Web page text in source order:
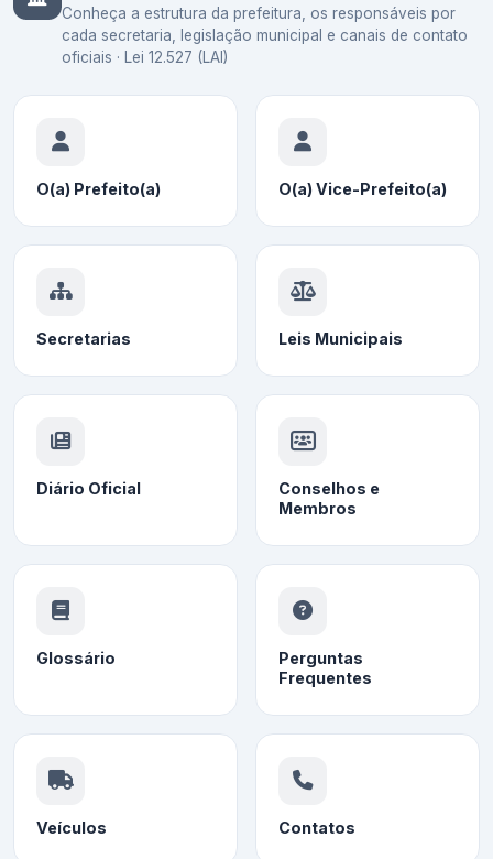
Conheça a estrutura da prefeitura, os responsáveis por
cada secretaria, legislação municipal e canais de contato
oficiais · Lei 12.527 (LAI)
O(a) Prefeito(a) O(a) Vice-Prefeito(a)
Secretarias Leis Municipais
Diário Oficial
Conselhos e
Membros
Glossário
Perguntas
Frequentes
Veículos Contatos